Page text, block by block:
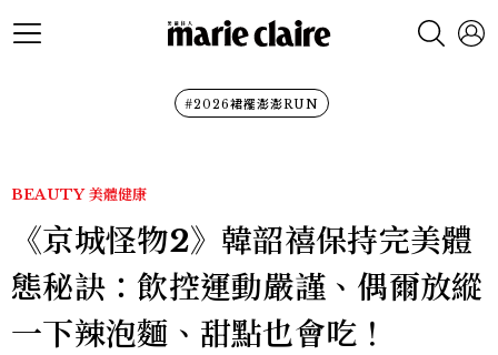
#2026裙襬澎澎RUN
BEAUTY 美體健康
《京城怪物2》韓韶禧保持完美體
態秘訣：飲控運動嚴謹、偶爾放縱
一下辣泡麵、甜點也會吃！